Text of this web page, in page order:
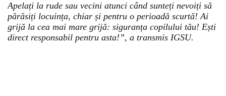
Apelați la rude sau vecini atunci când sunteți nevoiți să
părăsiți locuința, chiar și pentru o perioadă scurtă! Ai
grijă la cea mai mare grijă: siguranța copilului tău! Ești
direct responsabil pentru asta!”, a transmis IGSU.